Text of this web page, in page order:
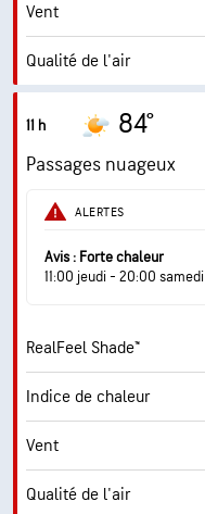
Plafond nuageux
Vent
Qualité de l'air
Indice UV maximal
Rafales
Humidité
Point de rosée
Couverture nuageuse
Visibilité
Plafond nuageux
11 h 84°
Passages nuageux
ALERTES
Avis : Forte chaleur
11:00 jeudi - 20:00 samedi
RealFeel Shade™
Indice de chaleur
Vent
Qualité de l'air